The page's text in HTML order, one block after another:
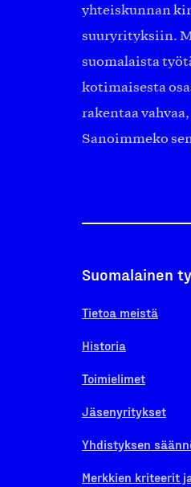
yhteiskunnan
suuryrityksiin.
suomalaista
kotimaisesta
rakentaa
Sanoimmeko
Suomalainen
Tietoa meistä
Historia
Toimielimet
Jäsenyritykset
Yhdistyksen
Merkkien kriteerit